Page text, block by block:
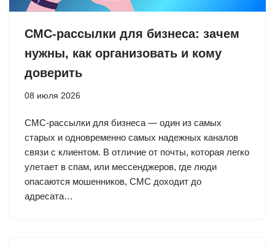
СМС-рассылки для бизнеса: зачем
нужны, как организовать и кому
доверить
08 июля 2026
СМС-рассылки для бизнеса — один из самых
старых и одновременно самых надежных каналов
связи с клиентом. В отличие от почты, которая легко
улетает в спам, или мессенджеров, где люди
опасаются мошенников, СМС доходит до
адресата…